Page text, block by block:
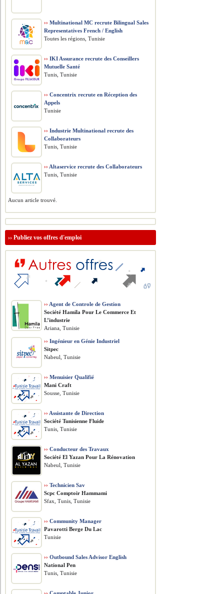
›› Multinational MC recrute Bilingual Sales
Representatives French / English
Toutes les régions, Tunisie
›› IKI Assurance recrute des Conseillers
Mutuelle Santé
Tunis, Tunisie
›› Concentrix recrute en Réception des
Appels
Tunisie
›› Industrie Multinational recrute des
Collaborateurs
Tunis, Tunisie
›› Altaservice recrute des Collaborateurs
Tunis, Tunisie
Aucun article trouvé.
››Publiez vos offres d'emploi
›› Agent de Controle de Gestion
Société Hamila Pour Le Commerce Et
L’industrie
Ariana, Tunisie
›› Ingénieur en Génie Industriel
Sitpec
Nabeul, Tunisie
›› Menuisier Qualifié
Mani Craft
Sousse, Tunisie
›› Assistante de Direction
Société Tunisienne Fluide
Tunis, Tunisie
›› Conducteur des Travaux
Société El Yazan Pour La Rénovation
Nabeul, Tunisie
›› Technicien Sav
Scpc Comptoir Hammami
Sfax, Tunis, Tunisie
›› Community Manager
Pavarotti Berge Du Lac
Tunisie
›› Outbound Sales Advisor English
National Pen
Tunis, Tunisie